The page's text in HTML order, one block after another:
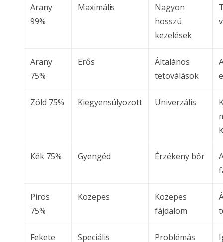
Arany
99%
Maximális
Nagyon
hosszú
kezelések
Arany
75%
Erős
Általános
tetoválások
Zöld 75% Kiegyensúlyozott Univerzális
Kék 75% Gyengéd Érzékeny bőr
Piros
75%
Közepes
Közepes
fájdalom
Fekete
Speciális
Problémás